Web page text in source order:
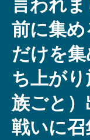
言われ
前に集
だけを
ち上が
族ごと
戦いに